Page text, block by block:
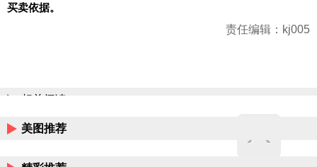
买卖依据。
责任编辑：kj005
相关阅读
美图推荐